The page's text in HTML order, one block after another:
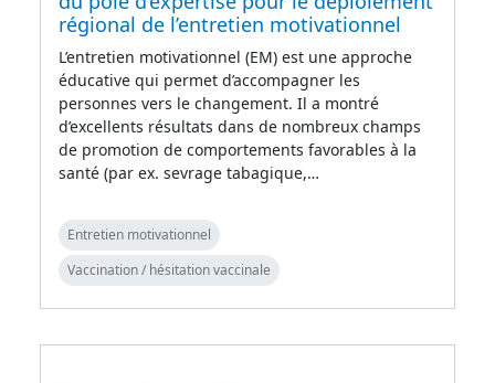
régional de l’entretien motivationnel
L’entretien motivationnel (EM) est une approche
éducative qui permet d’accompagner les
personnes vers le changement. Il a montré
d’excellents résultats dans de nombreux champs
de promotion de comportements favorables à la
santé (par ex. sevrage tabagique,…
Entretien motivationnel
Vaccination / hésitation vaccinale